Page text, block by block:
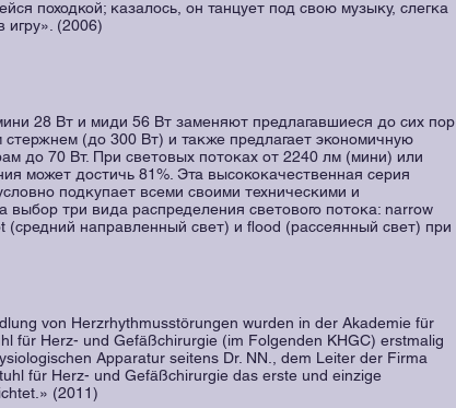
походкой; казалось, он танцует под свою музыку, слегка
игру». (2006)
28 Вт и миди 56 Вт заменяют предлагавшиеся до сих пор
стержнем (до 300 Вт) и также предлагает экономичную
до 70 Вт. При световых потоках от 2240 лм (мини) или
может достичь 81%. Эта высококачественная серия
подкупает всеми своими техническими и
выбор три вида распределения светового потока: narrow
направленный свет) и flood (рассеянный свет) при
von Herzrhythmusstörungen wurden in der Akademie für
für Herz- und Gefäßchirurgie (im Folgenden KHGC) erstmalig
Apparatur seitens Dr. NN., dem Leiter der Firma
für Herz- und Gefäßchirurgie das erste und einzige
(2011)